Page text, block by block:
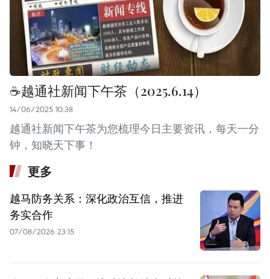
☕️越通社新闻下午茶（2025.6.14）
14/06/2025 10:38
越通社新闻下午茶为您梳理今日主要资讯，每天一分
钟，知晓天下事！
更多
越马防务关系：深化政治互信，推进
务实合作
07/08/2026 23:15